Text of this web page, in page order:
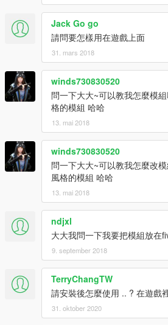
Jack Go go
請問要怎樣用在遊戲上面
31. mars 2018
winds730830520
問一下大大~可以教我怎麼模
格的模組 哈哈
13. mai 2018
winds730830520
問一下大大~可以教我怎麼改
風格的模組 哈哈
13. mai 2018
ndjxl
大大我問一下我要把模組放在
9. september 2018
TerryChangTW
請安裝後怎麼使用 .. ? 在遊戲
31. oktober 2020